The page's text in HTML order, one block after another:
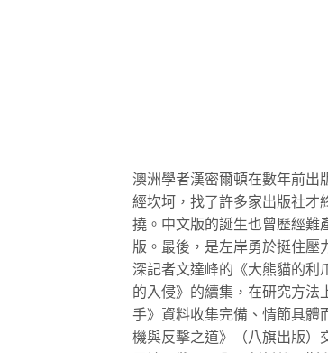
澳洲學者漢密爾頓在數年前出
經坎坷，找了許多家出版社才
撓。中文版的誕生也曾歷經難
版。最後，是左岸勇於挺住壓
深記者文達峰的《大熊貓的利
的入侵》的續集，在研究方法
手》資料收集完備、情節具體
機與反擊之道》（八旗出版）